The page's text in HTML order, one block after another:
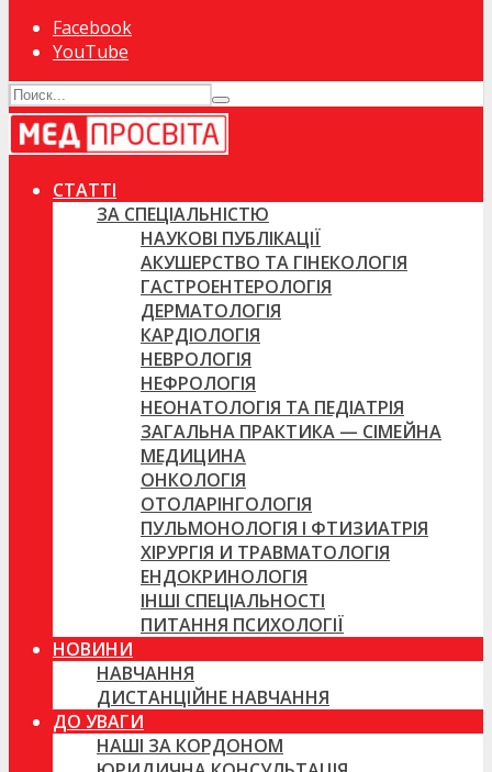
Facebook
YouTube
СТАТТІ
ЗА СПЕЦІАЛЬНІСТЮ
НАУКОВІ ПУБЛІКАЦІЇ
АКУШЕРСТВО ТА ГІНЕКОЛОГІЯ
ГАСТРОЕНТЕРОЛОГІЯ
ДЕРМАТОЛОГІЯ
КАРДІОЛОГІЯ
НЕВРОЛОГІЯ
НЕФРОЛОГІЯ
НЕОНАТОЛОГІЯ ТА ПЕДІАТРІЯ
ЗАГАЛЬНА ПРАКТИКА — СІМЕЙНА
МЕДИЦИНА
ОНКОЛОГІЯ
ОТОЛАРІНГОЛОГІЯ
ПУЛЬМОНОЛОГІЯ І ФТИЗИАТРІЯ
ХІРУРГІЯ И ТРАВМАТОЛОГІЯ
ЕНДОКРИНОЛОГІЯ
ІНШІ СПЕЦІАЛЬНОСТІ
ПИТАННЯ ПСИХОЛОГІЇ
НОВИНИ
НАВЧАННЯ
ДИСТАНЦІЙНЕ НАВЧАННЯ
ДО УВАГИ
НАШІ ЗА КОРДОНОМ